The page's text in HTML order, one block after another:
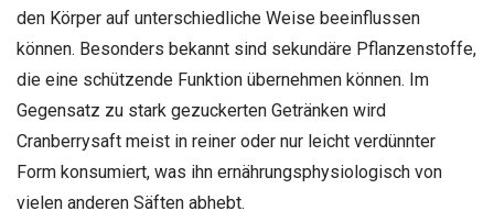
den Körper auf unterschiedliche Weise beeinflussen
können. Besonders bekannt sind sekundäre Pflanzenstoffe,
die eine schützende Funktion übernehmen können. Im
Gegensatz zu stark gezuckerten Getränken wird
Cranberrysaft meist in reiner oder nur leicht verdünnter
Form konsumiert, was ihn ernährungsphysiologisch von
vielen anderen Säften abhebt.